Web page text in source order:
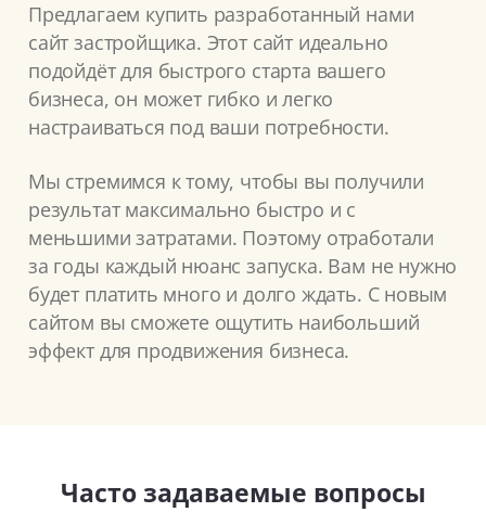
Предлагаем купить разработанный нами
сайт застройщика. Этот сайт идеально
подойдёт для быстрого старта вашего
бизнеса, он может гибко и легко
настраиваться под ваши потребности.
Мы стремимся к тому, чтобы вы получили
результат максимально быстро и с
меньшими затратами. Поэтому отработали
за годы каждый нюанс запуска. Вам не нужно
будет платить много и долго ждать. С новым
сайтом вы сможете ощутить наибольший
эффект для продвижения бизнеса.
Часто задаваемые вопросы